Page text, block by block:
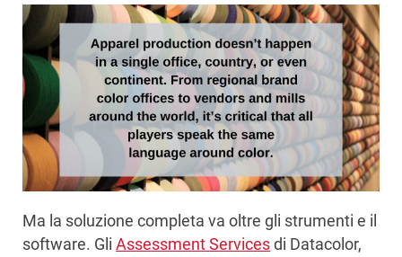
Ma la soluzione completa va oltre gli strumenti e il
software. Gli Assessment Servicesdi Datacolor,